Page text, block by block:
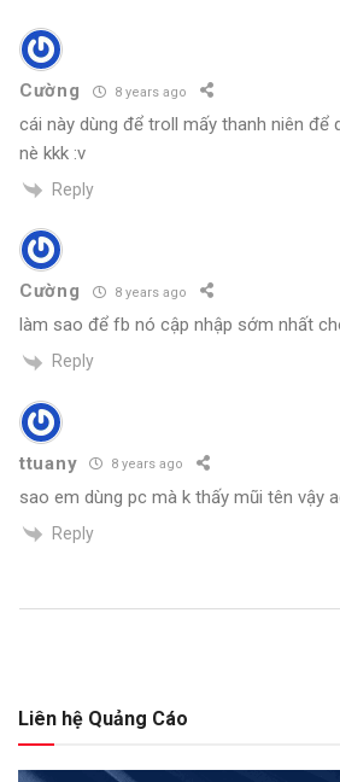
Cường 8 years ago
cái này dùng để troll mấy thanh niên để
nè kkk :v
Reply
Cường 8 years ago
làm sao để fb nó cập nhập sớm nhất
Reply
ttuany 8 years ago
sao em dùng pc mà k thấy mũi tên vậy
Reply
Liên hệ Quảng Cáo